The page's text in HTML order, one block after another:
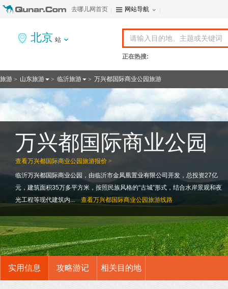
去哪儿网首页 网站导航
北京 站
正在热搜:
旅游 > 山东旅游 > 临沂旅游 > 万兴都国际商业公园旅游
查看万兴都国际商业公园旅游报价 >
万兴都国际商业公园
临沂万兴都国际商业公园，由临沂市金凤凰置业有限公司开发，总投资27亿
元，建筑面积35万多平方米，按照民族风格的“古城”形式，结合水岸景观和夜
光工程等现代建筑内...
查看万兴都国际商业公园旅游线路
实用信息 攻略游记 相关目的地